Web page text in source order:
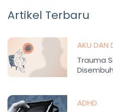
Artikel Terbaru
AKU DAN
Trauma
ADHD